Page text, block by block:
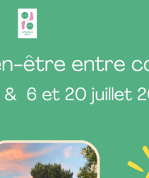
moi, dans ma villa à
découvrir la
le 20 JUILLET
des plaisirs de la piscine